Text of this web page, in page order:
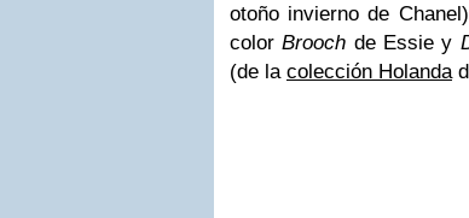
otoño invierno de
colorBrooch de Essie y
(de la colección Holanda